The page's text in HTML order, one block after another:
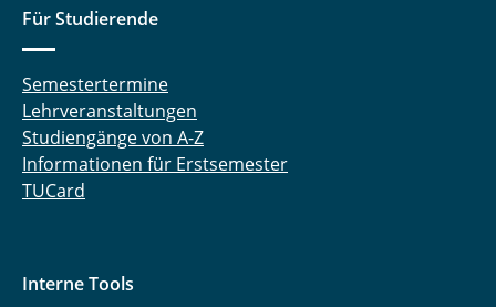
Für Studierende
Semestertermine
Lehrveranstaltungen
Studiengänge von A-Z
Informationen für Erstsemester
TUCard
Interne Tools